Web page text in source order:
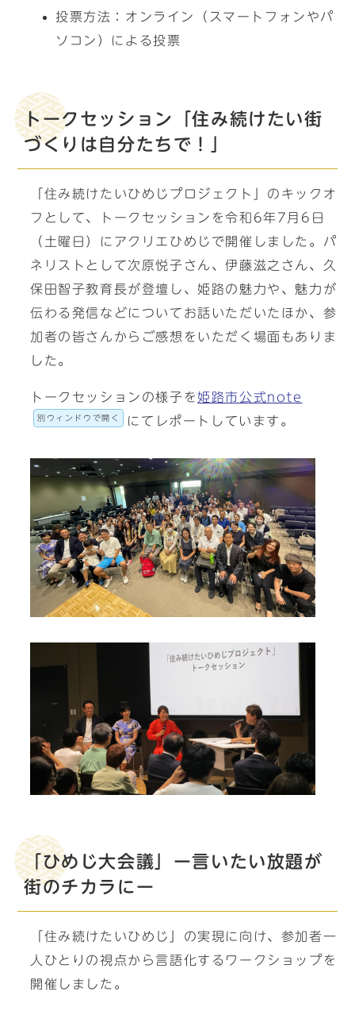
投票方法：オンライン（スマートフォンやパ
ソコン）による投票
トークセッション「住み続けたい街
づくりは自分たちで！」
「住み続けたいひめじプロジェクト」のキックオ
フとして、トークセッションを令和6年7月6日
（土曜日）にアクリエひめじで開催しました。パ
ネリストとして次原悦子さん、伊藤滋之さん、久
保田智子教育長が登壇し、姫路の魅力や、魅力が
伝わる発信などについてお話いただいたほか、参
加者の皆さんからご感想をいただく場面もありま
した。
トークセッションの様子を姫路市公式note
別ウィンドウで開く にてレポートしています。
「ひめじ大会議」ー言いたい放題が
街のチカラにー
「住み続けたいひめじ」の実現に向け、参加者一
人ひとりの視点から言語化するワークショップを
開催しました。